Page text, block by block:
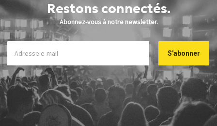
Restons connectés.
Abonnez-vous à notre newsletter.